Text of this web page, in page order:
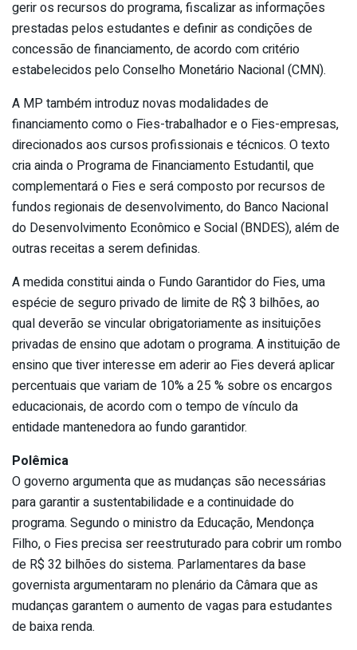
gerir os recursos do programa, fiscalizar as informações
prestadas pelos estudantes e definir as condições de
concessão de financiamento, de acordo com critério
estabelecidos pelo Conselho Monetário Nacional (CMN).
A MP também introduz novas modalidades de
financiamento como o Fies-trabalhador e o Fies-empresas,
direcionados aos cursos profissionais e técnicos. O texto
cria ainda o Programa de Financiamento Estudantil, que
complementará o Fies e será composto por recursos de
fundos regionais de desenvolvimento, do Banco Nacional
do Desenvolvimento Econômico e Social (BNDES), além de
outras receitas a serem definidas.
A medida constitui ainda o Fundo Garantidor do Fies, uma
espécie de seguro privado de limite de R$ 3 bilhões, ao
qual deverão se vincular obrigatoriamente as insituições
privadas de ensino que adotam o programa. A instituição de
ensino que tiver interesse em aderir ao Fies deverá aplicar
percentuais que variam de 10% a 25 % sobre os encargos
educacionais, de acordo com o tempo de vínculo da
entidade mantenedora ao fundo garantidor.
Polêmica
O governo argumenta que as mudanças são necessárias
para garantir a sustentabilidade e a continuidade do
programa. Segundo o ministro da Educação, Mendonça
Filho, o Fies precisa ser reestruturado para cobrir um rombo
de R$ 32 bilhões do sistema. Parlamentares da base
governista argumentaram no plenário da Câmara que as
mudanças garantem o aumento de vagas para estudantes
de baixa renda.